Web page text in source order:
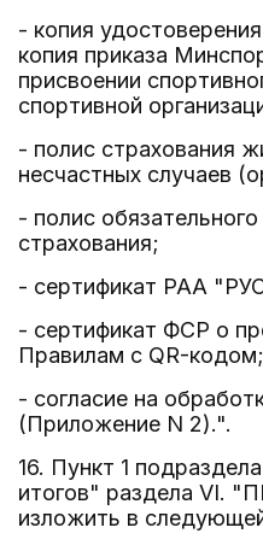
- копия
копия приказа
присвоении
спортивной
- полис страхования
несчастных случаев
- полис
страхования;
- сертификат РАА
- сертификат ФСР о
Правилам с QR-кодом;
- согласие на
(Приложение N 2).".
16. Пункт 1
итогов" раздела VI.
изложить в